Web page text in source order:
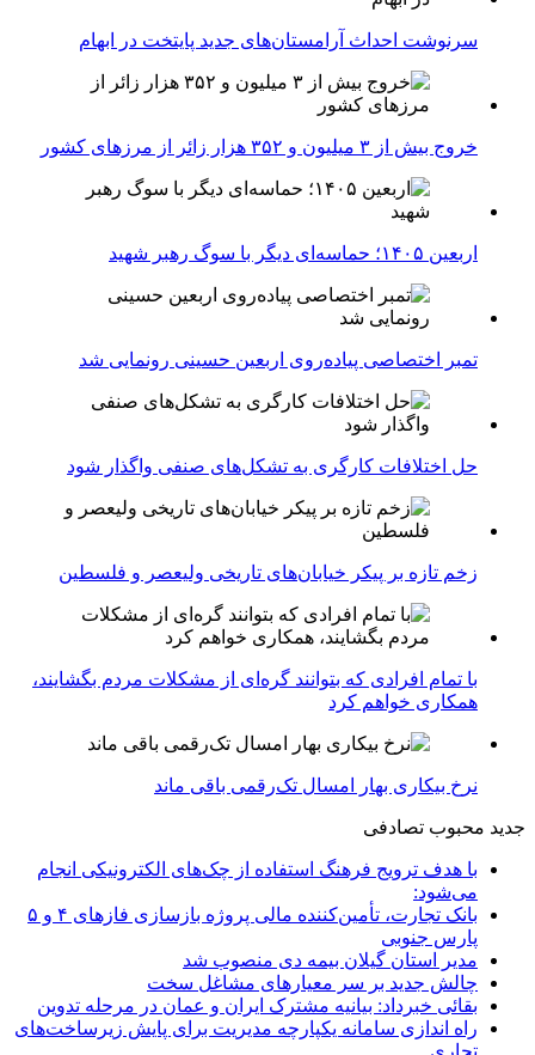
سرنوشت احداث آرامستان‌های جدید پایتخت در ابهام
خروج بیش از ۳ میلیون و ۳۵۲ هزار زائر از مرزهای کشور
اربعین ۱۴۰۵؛ حماسه‌ای دیگر با سوگ رهبر شهید
تمبر اختصاصی پیاده‌روی اربعین حسینی رونمایی شد
حل اختلافات کارگری به تشکل‌های صنفی واگذار شود
زخم تازه بر پیکر خیابان‌های تاریخی ولیعصر و فلسطین
با تمام افرادی که بتوانند گره‌ای از مشکلات مردم بگشایند،
همکاری خواهم کرد
نرخ بیکاری بهار امسال تک‌رقمی باقی ماند
جدید محبوب تصادفی
با هدف ترویج فرهنگ استفاده از چک‌های الکترونیکی انجام
می‌شود:
بانک تجارت، تأمین‌کننده مالی پروژه بازسازی فازهای ۴ و ۵
پارس جنوبی
مدیر استان گیلان بیمه دی منصوب شد
چالش جدید بر سر معیارهای مشاغل سخت
بقائی خبرداد: بیانیه مشترک ایران و عمان در مرحله تدوین
راه اندازی سامانه یکپارچه مدیریت برای پایش زیرساخت‌های
تجاری